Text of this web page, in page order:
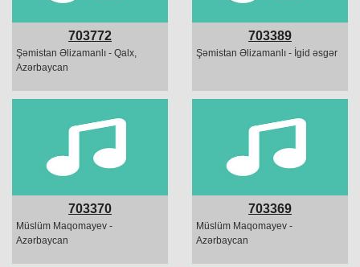
703772
Şəmistan Əlizamanlı - Qalx,
Azərbaycan
703389
Şəmistan Əlizamanlı - İgid əsgər
703370
Müslüm Maqomayev -
Azərbaycan
703369
Müslüm Maqomayev -
Azərbaycan